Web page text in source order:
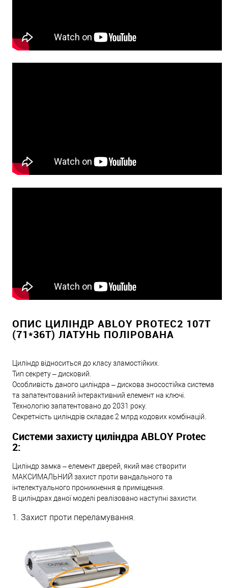
ОПИС ЦИЛІНДР ABLOY PROTEC2 107T
(71*36T) ЛАТУНЬ ПОЛІРОВАНА
Циліндр відноситься до класу зламостійких.
Тип секрету – дисковий.
Особливість даного циліндра – дискова зносостійка система
та запатентований інтерактивний елемент на ключі.
Технологію запатентовано до 2031 року.
Секретність циліндрів складає 2 млрд кодових комбінацій.
Системи захисту циліндра ABLOY Protec
2:
Циліндр замка – елемент дверей, який має створити
МАКСИМАЛЬНИЙ захист проти вандального та
інтелектуального проникнення в приміщення.
В циліндрах даної моделі реалізовано наступні захисти.
1. Захист проти переламування.